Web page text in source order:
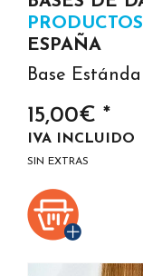
ESPAÑA
Base
15,00€ *
IVA INCLUIDO
SIN EXTRAS